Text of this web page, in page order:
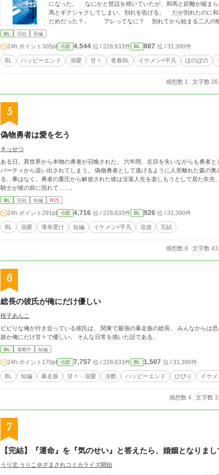
になった。 なにかと世話を焼いていたが、和馬と距離が縮ま
馬とギクシャクしてしまい、別れを告げる。 だが別れたのに和馬は何度も
だめだった？」 アレってなに？ 別れてから始まる二
BL 完結 長編
24h.ポイント 305pt 小説 4,544 位 / 228,633件 BL 887 位 / 31,390件
BL ハッピーエンド 溺愛 甘々 青春BL イケメン×平凡 ほのぼの
感想数 1 文字数
5
偽物勇者は愛を乞う
きっせつ
ある日。異世界から本物の勇者が召喚された。 六年間、左目を失いながらも勇者
パーティから追い出されてしまう。 偽物勇者として逃げるように人里離れた森の
る…事はなく、勇者の重圧から解放された彼は没落人生を楽しもうとして居た矢先
騎士が彼の前に現れて……。
BL 完結 短編 R15
24h.ポイント 291pt 小説 4,716 位 / 228,633件 BL 926 位 / 31,390件
BL 溺愛 薄幸受け 短編 イケメン×平凡 追放 完結
感想数 8 文字数
6
総長の彼氏が俺にだけ優しい
桜子あんこ
ビビりな俺が付き合っている彼氏は、 関東で最強の暴走族の総長。 みんなからは恐れられ冷酷で悪魔と噂されるそんな俺の彼氏は何
故か俺にだけ甘々で優しい。 そんな日常を描いた話である。
BL 連載中 短編
24h.ポイント 170pt 小説 7,757 位 / 228,633件 BL 1,507 位 / 31,390件
BL 短編 暴走族 甘々・溺愛 冷酷 ハッピーエンド ひびり イケ
感想数 4 文字数
7
【完結】『運命』を『気のせい』と答えたら、婚姻となりまし
うり北 うりこ＠ざまされコミカライズ開始